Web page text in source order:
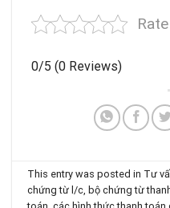
0/5 (0 Reviews)
This entry was posted in Tư
chứng từ l/c, bộ chứng từ